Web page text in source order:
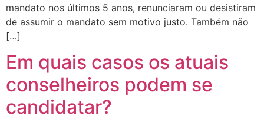
mandato nos últimos 5 anos, renunciaram ou desistiram
de assumir o mandato sem motivo justo. Também não
[…]
Em quais casos os atuais
conselheiros podem se
candidatar?